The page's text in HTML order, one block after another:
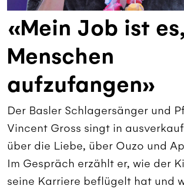
«Mein Job ist
Menschen
aufzufangen»
Der Basler Schlagersänger und
Vincent Gross singt in
über die Liebe, über Ouzo und
Im Gespräch erzählt er, wie der
seine Karriere beflügelt hat und